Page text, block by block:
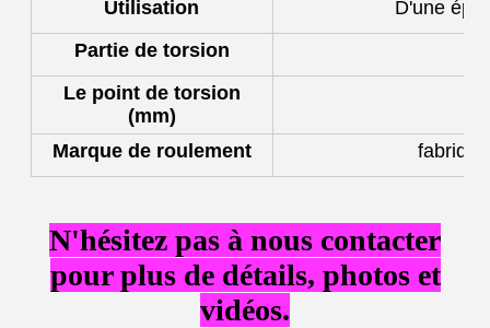
Utilisation
D'une
Partie de torsion
Le point de torsion
(mm)
Marque de roulement
N'hésitez pas à nous contacter
pour plus de détails, photos et
vidéos.